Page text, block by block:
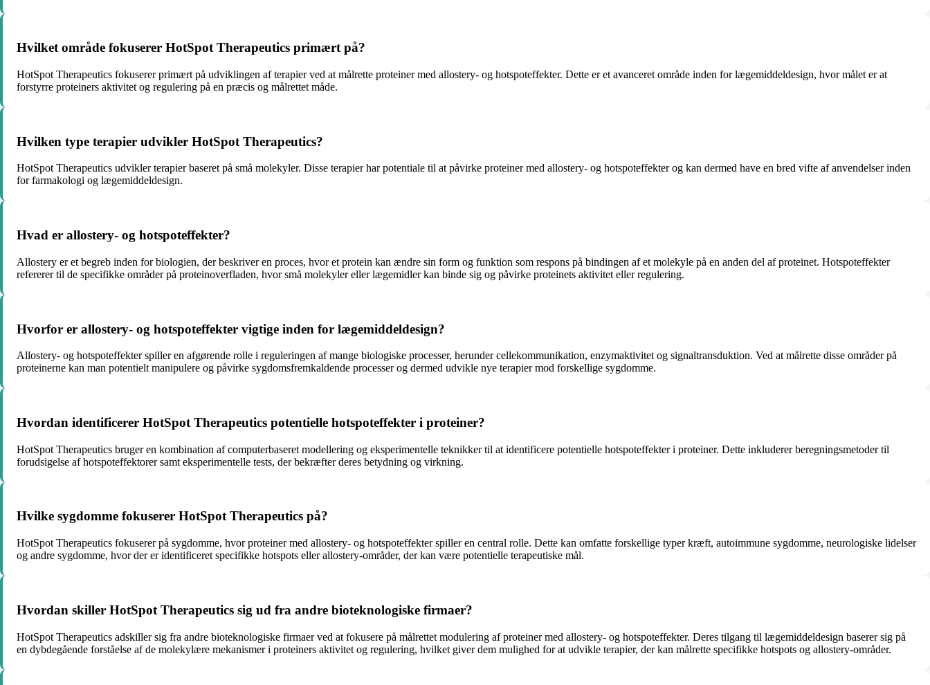
Hvilket område fokuserer HotSpot Therapeutics primært på?
HotSpot Therapeutics fokuserer primært på udviklingen af terapier ved at målrette proteiner med allostery- og hotspoteffekter. Dette er et avanceret område inden for lægemiddeldesign, hvor målet er at
forstyrre proteiners aktivitet og regulering på en præcis og målrettet måde.
Hvilken type terapier udvikler HotSpot Therapeutics?
HotSpot Therapeutics udvikler terapier baseret på små molekyler. Disse terapier har potentiale til at påvirke proteiner med allostery- og hotspoteffekter og kan dermed have en bred vifte af anvendelser inden
for farmakologi og lægemiddeldesign.
Hvad er allostery- og hotspoteffekter?
Allostery er et begreb inden for biologien, der beskriver en proces, hvor et protein kan ændre sin form og funktion som respons på bindingen af et molekyle på en anden del af proteinet. Hotspoteffekter
refererer til de specifikke områder på proteinoverfladen, hvor små molekyler eller lægemidler kan binde sig og påvirke proteinets aktivitet eller regulering.
Hvorfor er allostery- og hotspoteffekter vigtige inden for lægemiddeldesign?
Allostery- og hotspoteffekter spiller en afgørende rolle i reguleringen af mange biologiske processer, herunder cellekommunikation, enzymaktivitet og signaltransduktion. Ved at målrette disse områder på
proteinerne kan man potentielt manipulere og påvirke sygdomsfremkaldende processer og dermed udvikle nye terapier mod forskellige sygdomme.
Hvordan identificerer HotSpot Therapeutics potentielle hotspoteffekter i proteiner?
HotSpot Therapeutics bruger en kombination af computerbaseret modellering og eksperimentelle teknikker til at identificere potentielle hotspoteffekter i proteiner. Dette inkluderer beregningsmetoder til
forudsigelse af hotspoteffektorer samt eksperimentelle tests, der bekræfter deres betydning og virkning.
Hvilke sygdomme fokuserer HotSpot Therapeutics på?
HotSpot Therapeutics fokuserer på sygdomme, hvor proteiner med allostery- og hotspoteffekter spiller en central rolle. Dette kan omfatte forskellige typer kræft, autoimmune sygdomme, neurologiske lidelser
og andre sygdomme, hvor der er identificeret specifikke hotspots eller allostery-områder, der kan være potentielle terapeutiske mål.
Hvordan skiller HotSpot Therapeutics sig ud fra andre bioteknologiske firmaer?
HotSpot Therapeutics adskiller sig fra andre bioteknologiske firmaer ved at fokusere på målrettet modulering af proteiner med allostery- og hotspoteffekter. Deres tilgang til lægemiddeldesign baserer sig på
en dybdegående forståelse af de molekylære mekanismer i proteiners aktivitet og regulering, hvilket giver dem mulighed for at udvikle terapier, der kan målrette specifikke hotspots og allostery-områder.